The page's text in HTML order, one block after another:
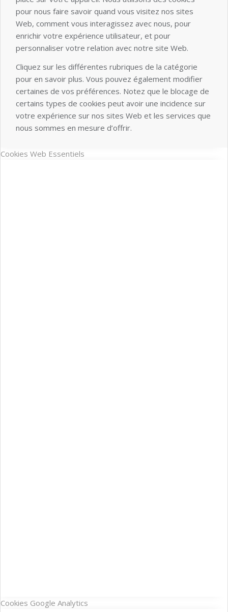
pour nous faire savoir quand vous visitez nos sites
Web, comment vous interagissez avec nous, pour
enrichir votre expérience utilisateur, et pour
personnaliser votre relation avec notre site Web.
Cliquez sur les différentes rubriques de la catégorie
pour en savoir plus. Vous pouvez également modifier
certaines de vos préférences. Notez que le blocage de
certains types de cookies peut avoir une incidence sur
votre expérience sur nos sites Web et les services que
nous sommes en mesure d’offrir.
Cookies Web Essentiels
Cookies Google Analytics